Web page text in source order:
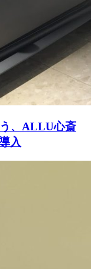
、ALLU心斎
入